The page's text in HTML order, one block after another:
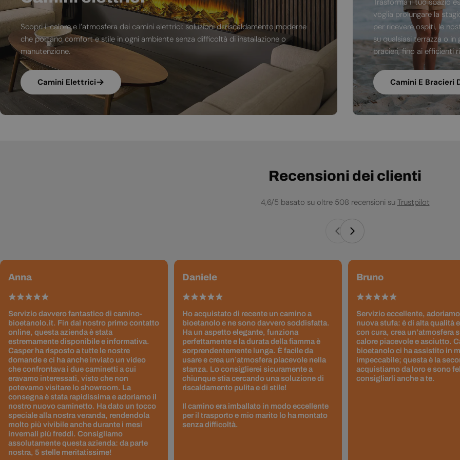
Scopri il calore e l’atmosfera dei camini elettrici: soluzioni di riscaldamento moderne
che portano comfort e stile in ogni ambiente senza difficoltà di installazione o
manutenzione.
Camini Elettrici
Trasforma il tuo spazio
voglia prolungare la
per ricevere ospiti, le
su qualsiasi terrazza o
bracieri, fino ai efficienti
Camini E Bracieri
Recensioni dei clienti
4,6/5 basato su oltre 508 recensioni su Trustpilot
Anna
Servizio davvero fantastico di camino-
bioetanolo.it. Fin dal nostro primo contatto
online, questa azienda è stata
estremamente disponibile e informativa.
Casper ha risposto a tutte le nostre
domande e ci ha anche inviato un video
che confrontava i due caminetti a cui
eravamo interessati, visto che non
potevamo visitare lo showroom. La
consegna è stata rapidissima e adoriamo il
nostro nuovo caminetto. Ha dato un tocco
speciale alla nostra veranda, rendendola
molto più vivibile anche durante i mesi
invernali più freddi. Consigliamo
assolutamente questa azienda: da parte
nostra, 5 stelle meritatissime!
Daniele
Ho acquistato di recente un camino a
bioetanolo e ne sono davvero soddisfatta.
Ha un aspetto elegante, funziona
perfettamente e la durata della fiamma è
sorprendentemente lunga. È facile da
usare e crea un’atmosfera piacevole nella
stanza. Lo consiglierei sicuramente a
chiunque stia cercando una soluzione di
riscaldamento pulita e di stile!
Il camino era imballato in modo eccellente
per il trasporto e mio marito lo ha montato
senza difficoltà.
Bruno
Servizio eccellente,
nuova stufa: è di alta qualità
con cura, crea un’atmosfera
calore piacevole e asciutto.
bioetanolo ci ha assistito in
impeccabile; questa è la
acquistiamo da loro e sono
consigliarli anche a te.